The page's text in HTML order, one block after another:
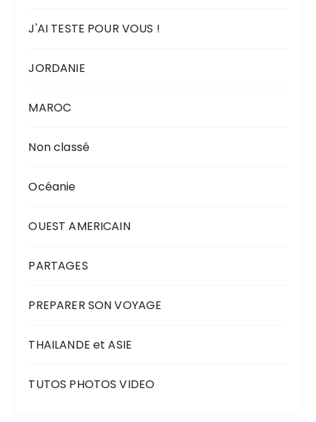
J'AI TESTE POUR VOUS !
JORDANIE
MAROC
Non classé
Océanie
OUEST AMERICAIN
PARTAGES
PREPARER SON VOYAGE
THAILANDE et ASIE
TUTOS PHOTOS VIDEO